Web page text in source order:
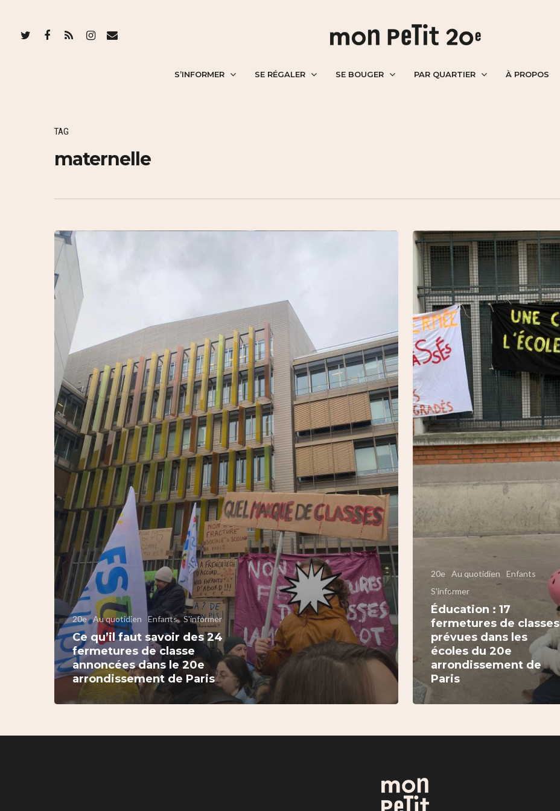
S’INFORMER SE RÉGALER SE BOUGER PAR QUARTIER À PROPOS
TAG
maternelle
20e Au quotidien Enfants S'informer
Ce qu’il faut savoir des 24
fermetures de classe
annoncées dans le 20e
arrondissement de Paris
20e Au quotidien
Enfants
S'informer
Éducation : 17
fermetures de classes
prévues dans les
écoles du 20e
arrondissement de
Paris